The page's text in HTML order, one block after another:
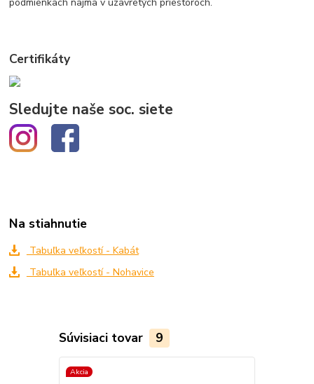
Certifikáty
Sledujte naše soc. siete
Na stiahnutie
Tabuľka veľkostí - Kabát
Tabuľka veľkostí - Nohavice
Súvisiaci tovar 9
Akcia